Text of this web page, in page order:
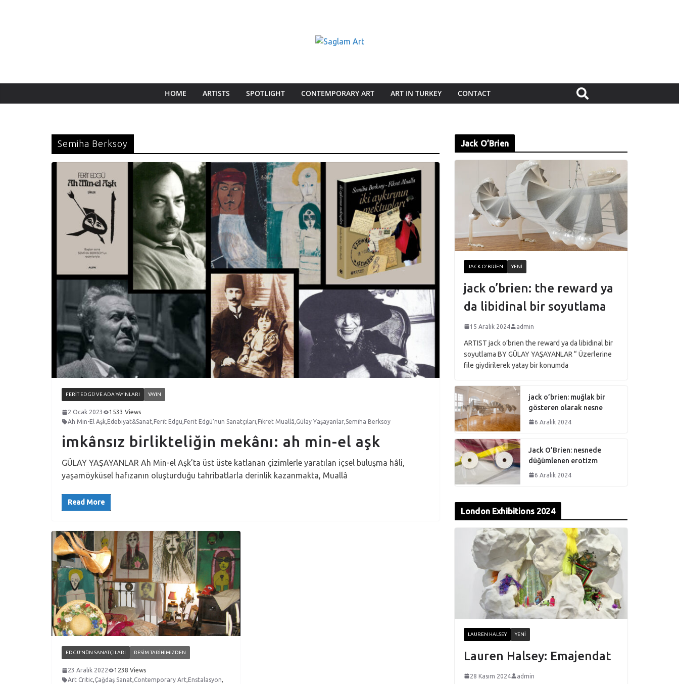
HOME ARTISTS SPOTLIGHT CONTEMPORARY ART ART IN TURKEY CONTACT
Semiha Berksoy
FERIT EDGÜ VE ADA YAYINLARI YAYIN
2 Ocak 2023
1533 Views
Ah Min-El Aşk, Edebiyat&Sanat, Ferit Edgü, Ferit Edgü'nün Sanatçıları, Fikret Muallâ,Gülay Yaşayanlar,Semiha Berksoy
imkânsız birlikteliğin mekânı: ah min-el aşk
GÜLAY YAŞAYANLAR Ah Min-el Aşk’ta üst üste katlanan çizimlerle yaratılan içsel buluşma hâli,
yaşamöyküsel hafızanın oluşturduğu tahribatlarla derinlik kazanmakta, Muallâ
Read More
EDGÜ’NÜN SANATÇILARI RESIM TARIHIMIZDEN
23 Aralık 2022
1238 Views
Art Critic,Çağdaş Sanat,Contemporary Art, Enstalasyon,
Jack O’Brien
JACK O'BRIEN YENI
jack o’brien: the reward ya
da libidinal bir soyutlama
15 Aralık 2024 admin
ARTIST jack o’brien the reward ya da libidinal bir
soyutlama BY GÜLAY YAŞAYANLAR “ Üzerlerine
file giydirilerek yatay bir konumda
jack o’brien: muğlak bir
gösteren olarak nesne
6 Aralık 2024
Jack O’Brien: nesnede
düğümlenen erotizm
6 Aralık 2024
London Exhibitions 2024
LAUREN HALSEY YENI
Lauren Halsey: Emajendat
28 Kasım 2024 admin